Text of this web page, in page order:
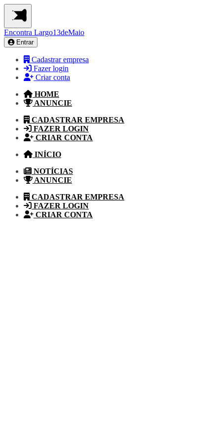
Encontra Largo13deMaio
Entrar
Cadastrar empresa
Fazer login
Criar conta
HOME
ANUNCIE
CADASTRAR EMPRESA
FAZER LOGIN
CRIAR CONTA
INÍCIO
NOTÍCIAS
ANUNCIE
CADASTRAR EMPRESA
FAZER LOGIN
CRIAR CONTA